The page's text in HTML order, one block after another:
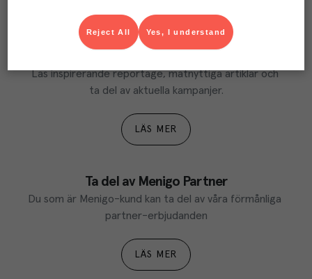
Läs inspirerande reportage, matnyttiga artiklar och
ta del av aktuella kampanjer.
LÄS MER
Ta del av Menigo Partner
Du som är Menigo-kund kan ta del av våra förmånliga
partner-erbjudanden
LÄS MER
Yes, I understand
Reject All